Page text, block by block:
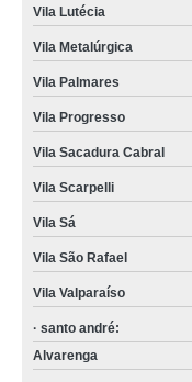
Vila Lutécia
Vila Metalúrgica
Vila Palmares
Vila Progresso
Vila Sacadura Cabral
Vila Scarpelli
Vila Sá
Vila São Rafael
Vila Valparaíso
· santo andré:
Alvarenga